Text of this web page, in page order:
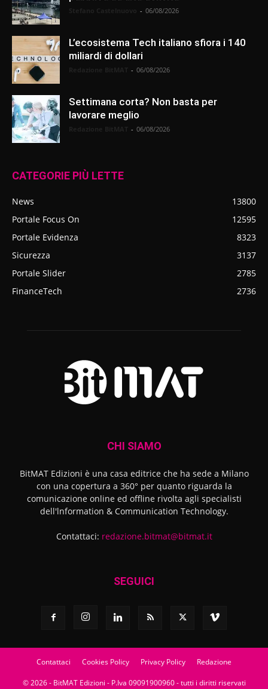
- 06/08/2026
L’ecosistema Tech italiano sfiora i 140
miliardi di dollari
- 06/08/2026
Settimana corta? Non basta per
lavorare meglio
- 06/08/2026
CATEGORIE PIÙ LETTE
News
13800
Portale Focus On
12595
Portale Evidenza
8323
Sicurezza
3137
Portale Slider
2785
FinanceTech
2736
CHI SIAMO
BitMAT Edizioni è una casa editrice che ha sede a Milano
con una copertura a 360° per quanto riguarda la
comunicazione online ed offline rivolta agli specialisti
dell'lnformation & Communication Technology.
Contattaci: redazione.bitmat@bitmat.it
SEGUICI
Contattaci Cookies Policy Privacy Policy Redazione
© 2026 - BitMAT Edizioni - P.Iva 09091900960 - tutti i diritti riservati